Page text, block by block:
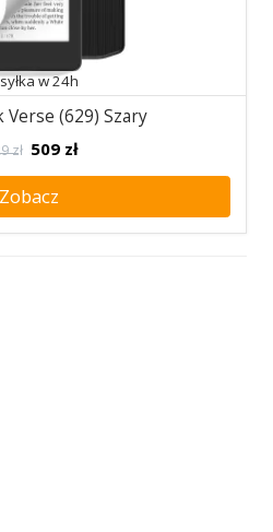
w 24h
Verse (629) Szary
zł 509 zł
Zobacz